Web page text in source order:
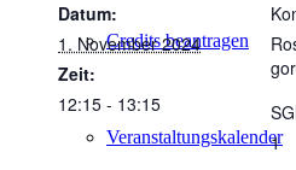
Credits beantragen
Veranstaltungskalender
Datum:
1. November 2024
Zeit:
12:15 - 13:15
1